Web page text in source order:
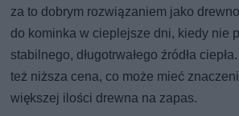
za to dobrym rozwiązaniem jako
do kominka w cieplejsze dni, kiedy nie
stabilnego, długotrwałego źródła
też niższa cena, co może mieć
większej ilości drewna na zapas.